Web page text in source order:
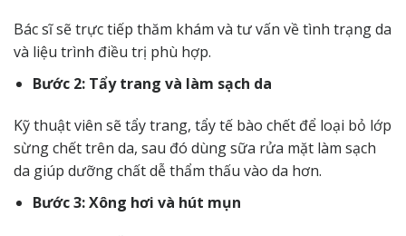
Bác sĩ sẽ trực tiếp thăm khám và tư vấn về tình trạng da
và liệu trình điều trị phù hợp.
Bước 2: Tẩy trang và làm sạch da
Kỹ thuật viên sẽ tẩy trang, tẩy tế bào chết để loại bỏ lớp
sừng chết trên da, sau đó dùng sữa rửa mặt làm sạch
da giúp dưỡng chất dễ thẩm thấu vào da hơn.
Bước 3: Xông hơi và hút mụn